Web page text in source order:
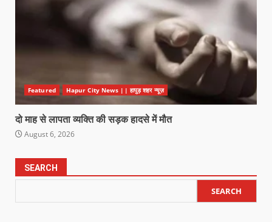
Featured Hapur City News || हापुड़ शहर न्यूज़
दो माह से लापता व्यक्ति की सड़क हादसे में मौत
August 6, 2026
SEARCH
SEARCH